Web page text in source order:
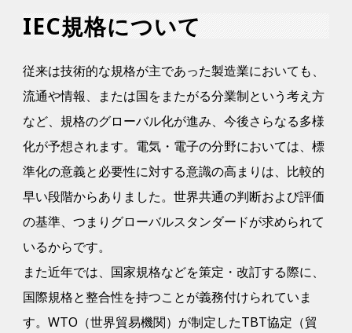
IEC規格について
従来は技術的な規格が主であった製造業においても、
流通や情報、または国をまたがる分業制という考え方
など、規格のグローバル化が進み、今後さらなる多様
化が予想されます。電気・電子の分野においては、標
準化の意義と必要性に対する意識の高まりは、比較的
早い段階からありました。世界共通の判断および評価
の基準、つまりグローバルスタンダードが求められて
いるからです。
また近年では、国家規格などを策定・改訂する際に、
国際規格と整合性を持つことが義務付けられていま
す。WTO（世界貿易機関）が制定したTBT協定（貿